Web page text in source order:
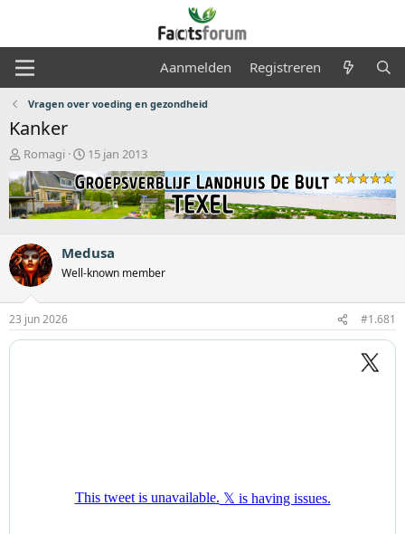
Aanmelden Registreren
Vragen over voeding en gezondheid
Kanker
O
n
d
e
r
e
r
p
s
t
a
Romagi
S
a
r
t
a
t
m
15 jan 2013
Medusa
Well-known member
23 jun 2026 #1.681